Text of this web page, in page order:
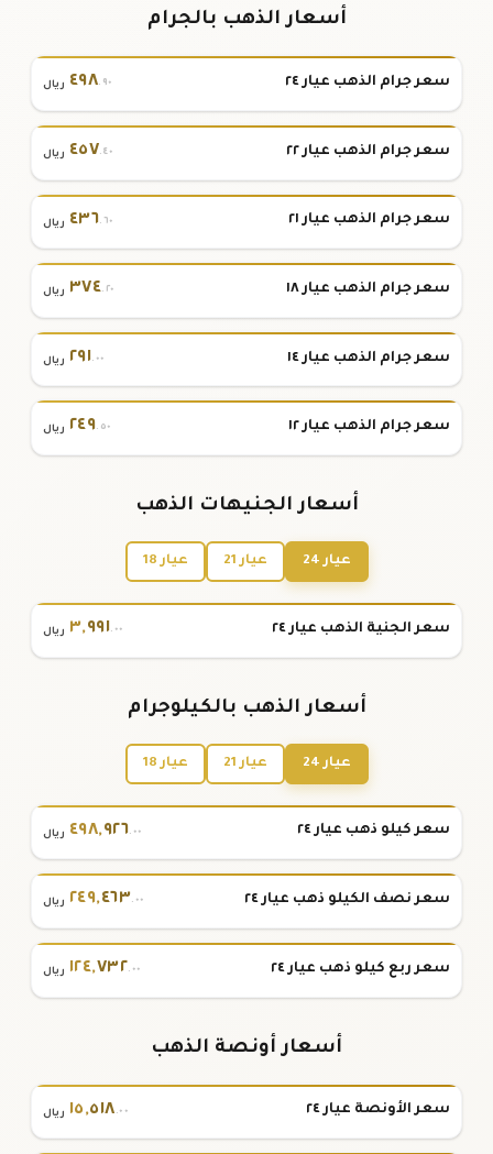
أسعار الذهب بالجرام
سعر جرام الذهب عيار ٢٤ ٤٩٨.٩٠ ريال
سعر جرام الذهب عيار ٢٢ ٤٥٧.٤٠ ريال
سعر جرام الذهب عيار ٢١ ٤٣٦.٦٠ ريال
سعر جرام الذهب عيار ١٨ ٣٧٤.٢٠ ريال
سعر جرام الذهب عيار ١٤ ٢٩١.٠٠ ريال
سعر جرام الذهب عيار ١٢ ٢٤٩.٥٠ ريال
أسعار الجنيهات الذهب
عيار 24 عيار 21 عيار 18
سعر الجنية الذهب عيار ٢٤ ٣,٩٩١.٠٠ ريال
أسعار الذهب بالكيلوجرام
عيار 24 عيار 21 عيار 18
سعر كيلو ذهب عيار ٢٤ ٤٩٨,٩٢٦.٠٠ ريال
سعر نصف الكيلو ذهب عيار ٢٤ ٢٤٩,٤٦٣.٠٠ ريال
سعر ربع كيلو ذهب عيار ٢٤ ١٢٤,٧٣٢.٠٠ ريال
أسعار أونصة الذهب
سعر الأونصة عيار ٢٤ ١٥,٥١٨.٠٠ ريال